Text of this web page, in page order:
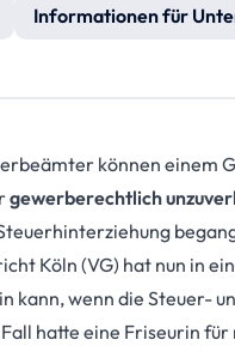
Informationen für
können einem
gewerberechtlich
Köln (VG) hat nun in
kann, wenn die Steuer-
hatte eine Friseurin